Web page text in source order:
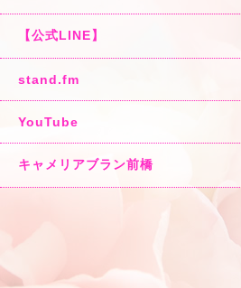
【公式LINE】
stand.fm
YouTube
キャメリアブラン前橋